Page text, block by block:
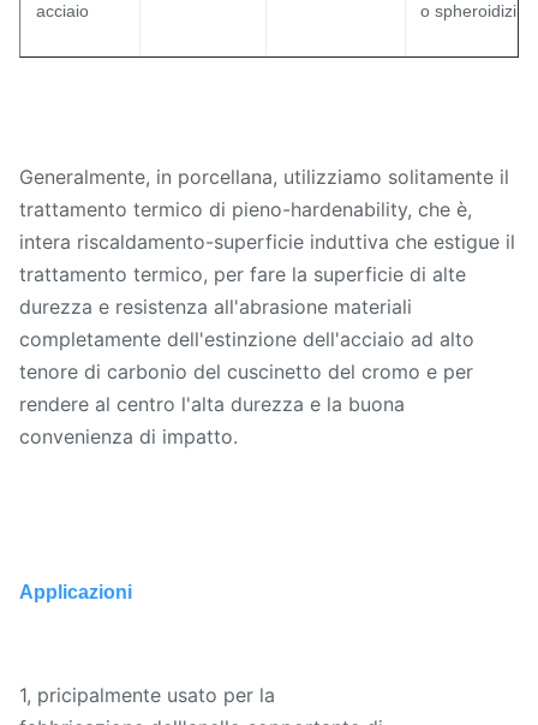
acciaio
o spheroidizing
Generalmente, in porcellana, utilizziamo solitamente il
trattamento termico di pieno-hardenability, che è,
intera riscaldamento-superficie induttiva che estigue il
trattamento termico, per fare la superficie di alte
durezza e resistenza all'abrasione materiali
completamente dell'estinzione dell'acciaio ad alto
tenore di carbonio del cuscinetto del cromo e per
rendere al centro l'alta durezza e la buona
convenienza di impatto.
Applicazioni
1, pricipalmente usato per la